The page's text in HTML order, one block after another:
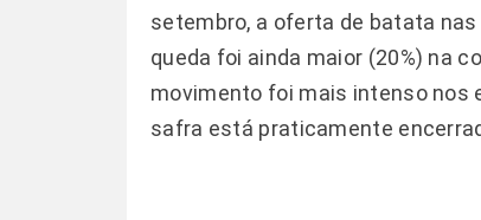
setembro, a oferta de batata
queda foi ainda maior (20%) na
movimento foi mais intenso nos
safra está praticamente